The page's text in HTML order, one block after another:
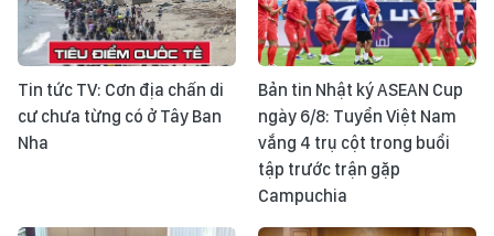
Tin tức TV: Cơn địa chấn di
cư chưa từng có ở Tây Ban
Nha
Bản tin Nhật ký ASEAN Cup
ngày 6/8: Tuyển Việt Nam
vắng 4 trụ cột trong buổi
tập trước trận gặp
Campuchia